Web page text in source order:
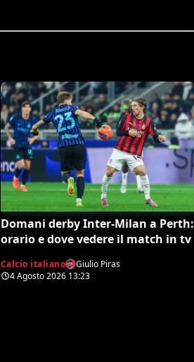
Domani derby Inter-Milan a Perth:
orario e dove vedere il match in tv
Calcio italiano
Giulio Piras
4 Agosto 2026 13:23